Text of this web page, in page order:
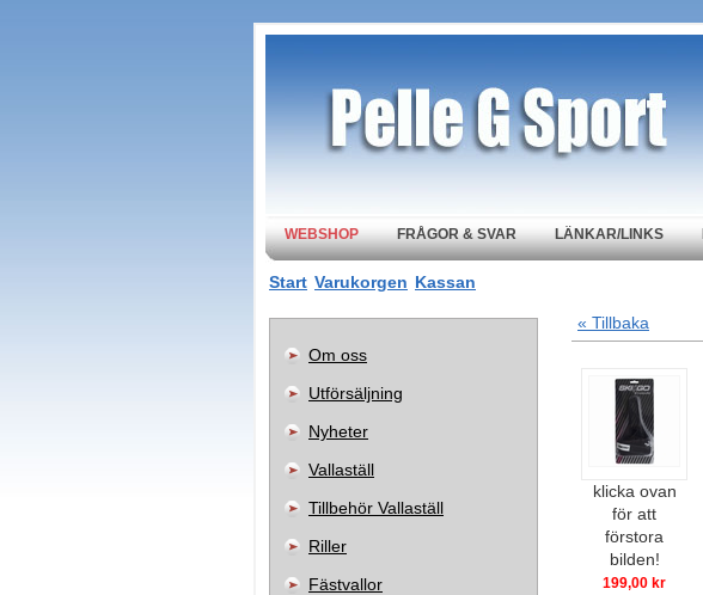
WEBSHOP FRÅGOR & SVAR LÄNKAR/LINKS
Start Varukorgen Kassan
Om oss
Utförsäljning
Nyheter
Vallaställ
Tillbehör Vallaställ
Riller
Fästvallor
« Tillbaka
klicka ovan
för att
förstora
bilden!
199,00 kr